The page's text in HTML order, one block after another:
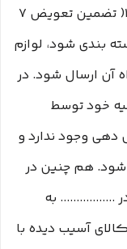
۱۶-۸– برای استفاده از خدمات ماده ۸-۱۴( تضمین تعویض ۷
‌بندی شود، لوازم
آن ارسال شود. در
خود توسط
وجود ندارد و
هم چنین در
به
آسیب دیده با